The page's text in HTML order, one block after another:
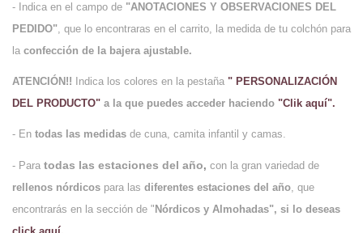
- Indica en el campo de "ANOTACIONES Y OBSERVACIONES DEL
PEDIDO", que lo encontraras en el carrito, la medida de tu colchón para
la confección de la bajera ajustable.
ATENCIÓN!! Indica los colores en la pestaña " PERSONALIZACIÓN
DEL PRODUCTO" a la que puedes acceder haciendo "Clik aquí".
- En todas las medidas de cuna, camita infantil y camas.
- Para todas las estaciones del año, con la gran variedad de
rellenos nórdicos para las diferentes estaciones del año , que
encontrarás en la sección de "Nórdicos y Almohadas", si lo deseas